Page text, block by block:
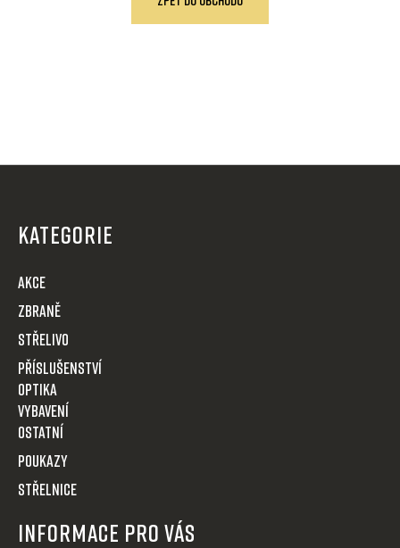
KATEGORIE
AKCE
Zbraně
Střelivo
Příslušenství
Optika
VYBAVENÍ
OSTATNÍ
POUKAZY
STŘELNICE
Informace pro Vás